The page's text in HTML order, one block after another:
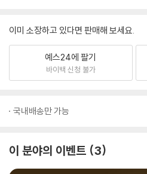
이미 소장하고 있다면 판매해 보세요.
예스24에 팔기
바이백 신청 불가
국내배송만 가능
이 분야의 이벤트 3